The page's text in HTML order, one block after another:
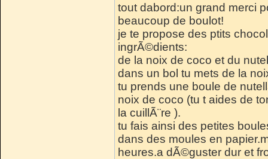
tout dabord:un grand merci
beaucoup de boulot!
je te propose des ptits
ingrÃ©dients:
de la noix de coco et du
dans un bol tu mets de la
tu prends une boule de
noix de coco (tu t aides de
la cuillÃ¨re ).
tu fais ainsi des petites
dans des moules en
heures.a dÃ©guster dur et